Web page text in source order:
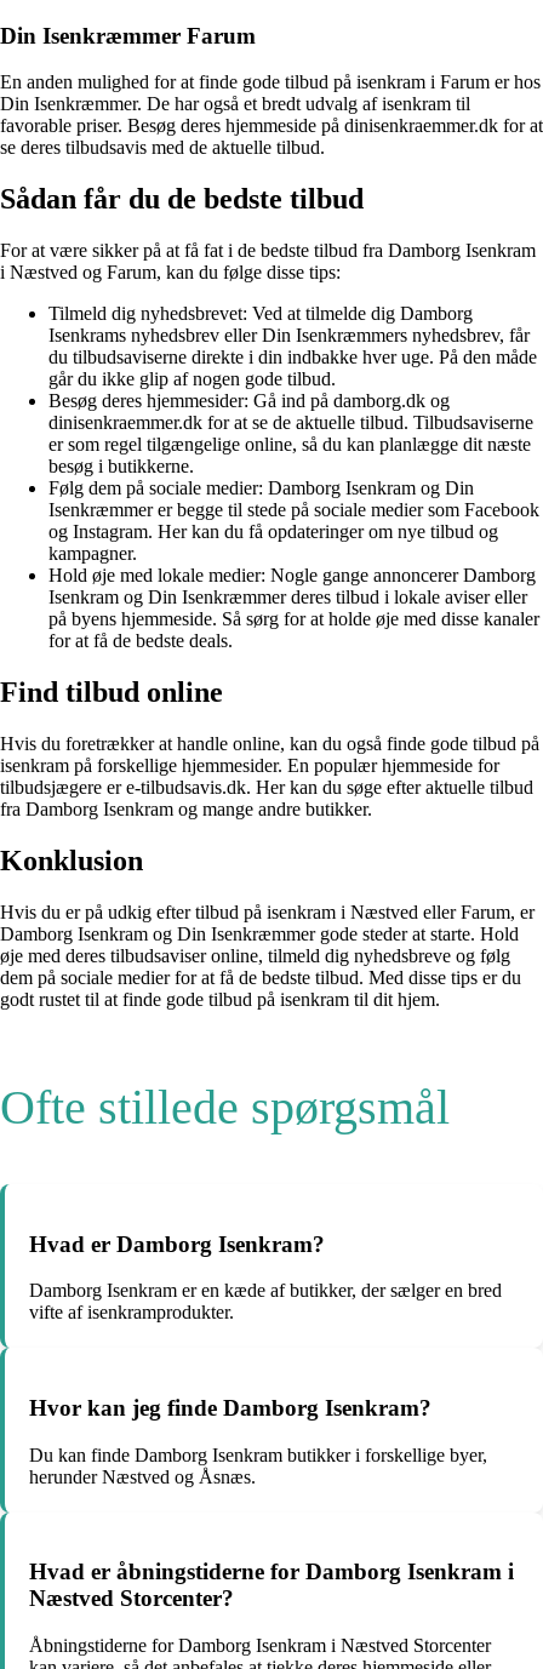
Din Isenkræmmer Farum
En anden mulighed for at finde gode tilbud på isenkram i Farum er hos
Din Isenkræmmer. De har også et bredt udvalg af isenkram til
favorable priser. Besøg deres hjemmeside på dinisenkraemmer.dk for at
se deres tilbudsavis med de aktuelle tilbud.
Sådan får du de bedste tilbud
For at være sikker på at få fat i de bedste tilbud fra Damborg Isenkram
i Næstved og Farum, kan du følge disse tips:
Tilmeld dig nyhedsbrevet: Ved at tilmelde dig Damborg
Isenkrams nyhedsbrev eller Din Isenkræmmers nyhedsbrev, får
du tilbudsaviserne direkte i din indbakke hver uge. På den måde
går du ikke glip af nogen gode tilbud.
Besøg deres hjemmesider: Gå ind på damborg.dk og
dinisenkraemmer.dk for at se de aktuelle tilbud. Tilbudsaviserne
er som regel tilgængelige online, så du kan planlægge dit næste
besøg i butikkerne.
Følg dem på sociale medier: Damborg Isenkram og Din
Isenkræmmer er begge til stede på sociale medier som Facebook
og Instagram. Her kan du få opdateringer om nye tilbud og
kampagner.
Hold øje med lokale medier: Nogle gange annoncerer Damborg
Isenkram og Din Isenkræmmer deres tilbud i lokale aviser eller
på byens hjemmeside. Så sørg for at holde øje med disse kanaler
for at få de bedste deals.
Find tilbud online
Hvis du foretrækker at handle online, kan du også finde gode tilbud på
isenkram på forskellige hjemmesider. En populær hjemmeside for
tilbudsjægere er e-tilbudsavis.dk. Her kan du søge efter aktuelle tilbud
fra Damborg Isenkram og mange andre butikker.
Konklusion
Hvis du er på udkig efter tilbud på isenkram i Næstved eller Farum, er
Damborg Isenkram og Din Isenkræmmer gode steder at starte. Hold
øje med deres tilbudsaviser online, tilmeld dig nyhedsbreve og følg
dem på sociale medier for at få de bedste tilbud. Med disse tips er du
godt rustet til at finde gode tilbud på isenkram til dit hjem.
Ofte stillede spørgsmål
Hvad er Damborg Isenkram?
Damborg Isenkram er en kæde af butikker, der sælger en bred
vifte af isenkramprodukter.
Hvor kan jeg finde Damborg Isenkram?
Du kan finde Damborg Isenkram butikker i forskellige byer,
herunder Næstved og Åsnæs.
Hvad er åbningstiderne for Damborg Isenkram i
Næstved Storcenter?
Åbningstiderne for Damborg Isenkram i Næstved Storcenter